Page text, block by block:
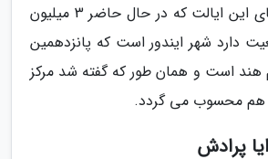
یکی دیگر از شهرهای این ایالت که در حال حاضر 3 میلیون
جمعیت دارد شهر ایندور است که پانزدهمین
است و همان طور که گفته شد مرکز
هم محسوب می گردد.
پرادش